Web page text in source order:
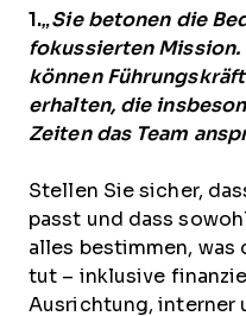
1.„Sie betonen die
fokussierten Mission.
können
erhalten, die
Zeiten das Team
Stellen Sie sicher,
passt und dass
alles bestimmen, was
tut – inklusive
Ausrichtung, interner